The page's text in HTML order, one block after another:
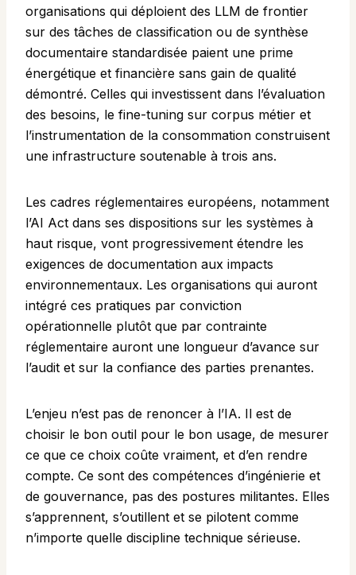
organisations qui déploient des LLM de frontier
sur des tâches de classification ou de synthèse
documentaire standardisée paient une prime
énergétique et financière sans gain de qualité
démontré. Celles qui investissent dans l’évaluation
des besoins, le fine-tuning sur corpus métier et
l’instrumentation de la consommation construisent
une infrastructure soutenable à trois ans.
Les cadres réglementaires européens, notamment
l’AI Act dans ses dispositions sur les systèmes à
haut risque, vont progressivement étendre les
exigences de documentation aux impacts
environnementaux. Les organisations qui auront
intégré ces pratiques par conviction
opérationnelle plutôt que par contrainte
réglementaire auront une longueur d’avance sur
l’audit et sur la confiance des parties prenantes.
L’enjeu n’est pas de renoncer à l’IA. Il est de
choisir le bon outil pour le bon usage, de mesurer
ce que ce choix coûte vraiment, et d’en rendre
compte. Ce sont des compétences d’ingénierie et
de gouvernance, pas des postures militantes. Elles
s’apprennent, s’outillent et se pilotent comme
n’importe quelle discipline technique sérieuse.